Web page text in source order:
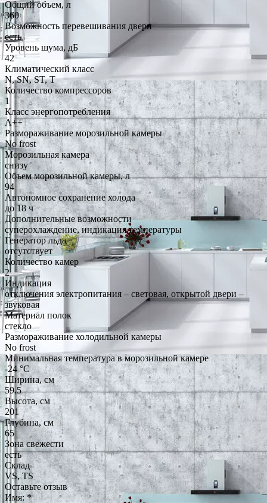
Общий объем, л
360
Возможность перевешивания двери
есть
Уровень шума, дБ
42
Климатический класс
N, SN, ST, T
Количество компрессоров
1
Класс энергопотребления
A++
Размораживание морозильной камеры
No frost
Морозильная камера
снизу
Объем морозильной камеры, л
94
Автономное сохранение холода
до 18 ч
Дополнительные возможности
суперохлаждение, индикация температуры
Генератор льда
отсутствует
Количество камер
2
Индикация
отключения электропитания – световая, открытой двери –
звуковая
Материал полок
стекло
Размораживание холодильной камеры
No frost
Минимальная температура в морозильной камере
-24 °C
Ширина, см
59.5
Высота, см
201
Глубина, см
65
Зона свежести
есть
Склад
VS, TS
Оставьте отзыв
Имя: *